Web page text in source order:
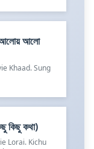
আলো
Khaad. Sung
কথা)
Lorai. Kichu